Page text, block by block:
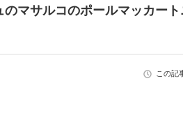
マサルコのポールマッカート
この記